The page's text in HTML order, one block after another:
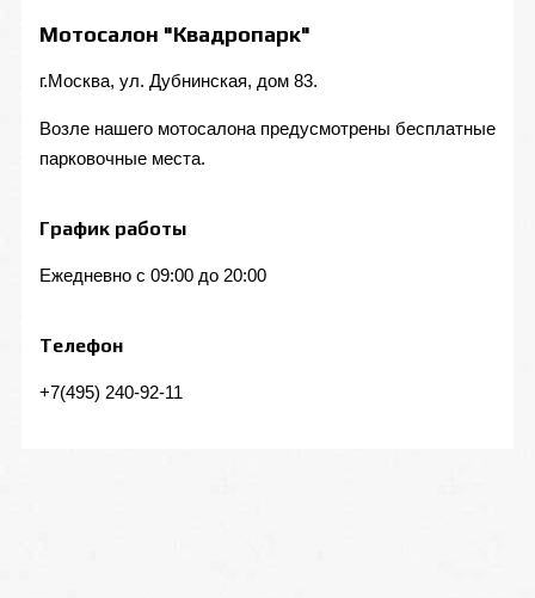
Мотосалон "Квадропарк"
г.Москва, ул. Дубнинская, дом 83.
Возле нашего мотосалона предусмотрены бесплатные
парковочные места.
График работы
Ежедневно с 09:00 до 20:00
Телефон
+7(495) 240-92-11